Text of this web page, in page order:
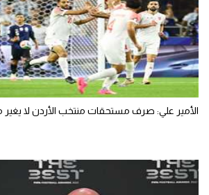
الأمير علي: صرف مستحقات منتخب الأردن لا يغير